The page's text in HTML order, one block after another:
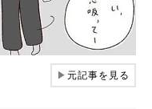
▶元記事を見る